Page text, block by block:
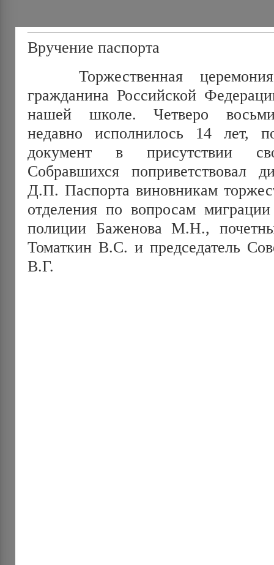
Вручение паспорта
Торжественная церемония
гражданина Российской
нашей школе. Четверо
недавно исполнилось 14 лет,
документ в присутствии
Собравшихся поприветствовал
Д.П. Паспорта виновникам
отделения по вопросам
полиции Баженова М.Н.,
Томаткин В.С. и председатель
В.Г.